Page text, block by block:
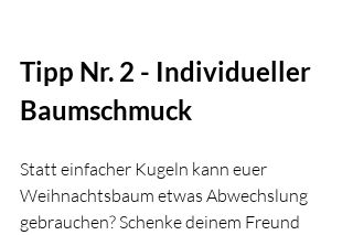
Tipp Nr. 2 - Individueller
Baumschmuck
Statt einfacher Kugeln kann euer
Weihnachtsbaum etwas Abwechslung
gebrauchen? Schenke deinem Freund